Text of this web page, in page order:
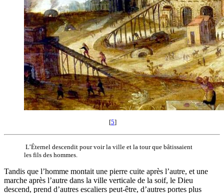
[5]
L’Éternel descendit pour voir la ville et la tour que bâtissaient
les fils des hommes.
Tandis que l’homme montait une pierre cuite après l’autre, et une
marche après l’autre dans la ville verticale de la soif, le Dieu
descend, prend d’autres escaliers peut-être, d’autres portes plus